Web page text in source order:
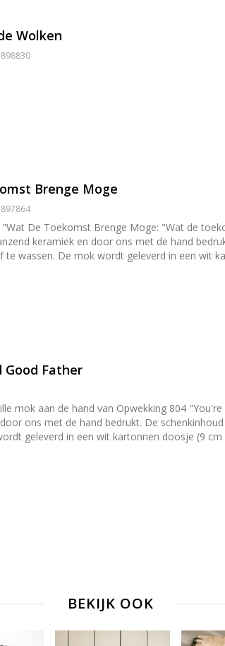
Wolken
Brenge Moge
De Toekomst Brenge Moge: "Wat de
keramiek en door ons met de hand
wassen. De mok wordt geleverd in een wit
Mocht de mok toch beschadigd raken tijdens de verzending dan sturen wij
[mokken zonder oor](/producten/
Good Father
mok aan de hand van Opwekking 804
ons met de hand bedrukt. De
geleverd in een wit kartonnen doosje (9
theeglazen) en [mokken
BEKIJK OOK